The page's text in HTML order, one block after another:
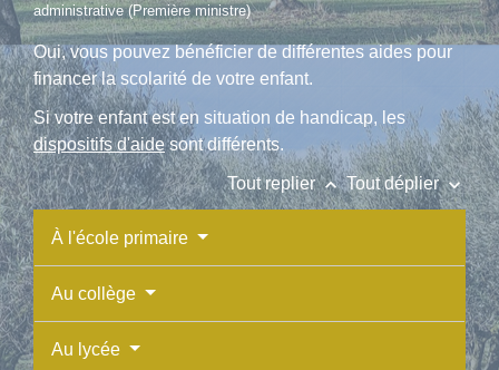
administrative (Première ministre)
Oui, vous pouvez bénéficier de différentes aides pour
financer la scolarité de votre enfant.
Si votre enfant est en situation de handicap, les
dispositifs d'aidesont différents.
Tout replierkeyboard_arrow_up Tout déplierkeyboard_arrow_down
À l'école primaire
Au collège
Au lycée